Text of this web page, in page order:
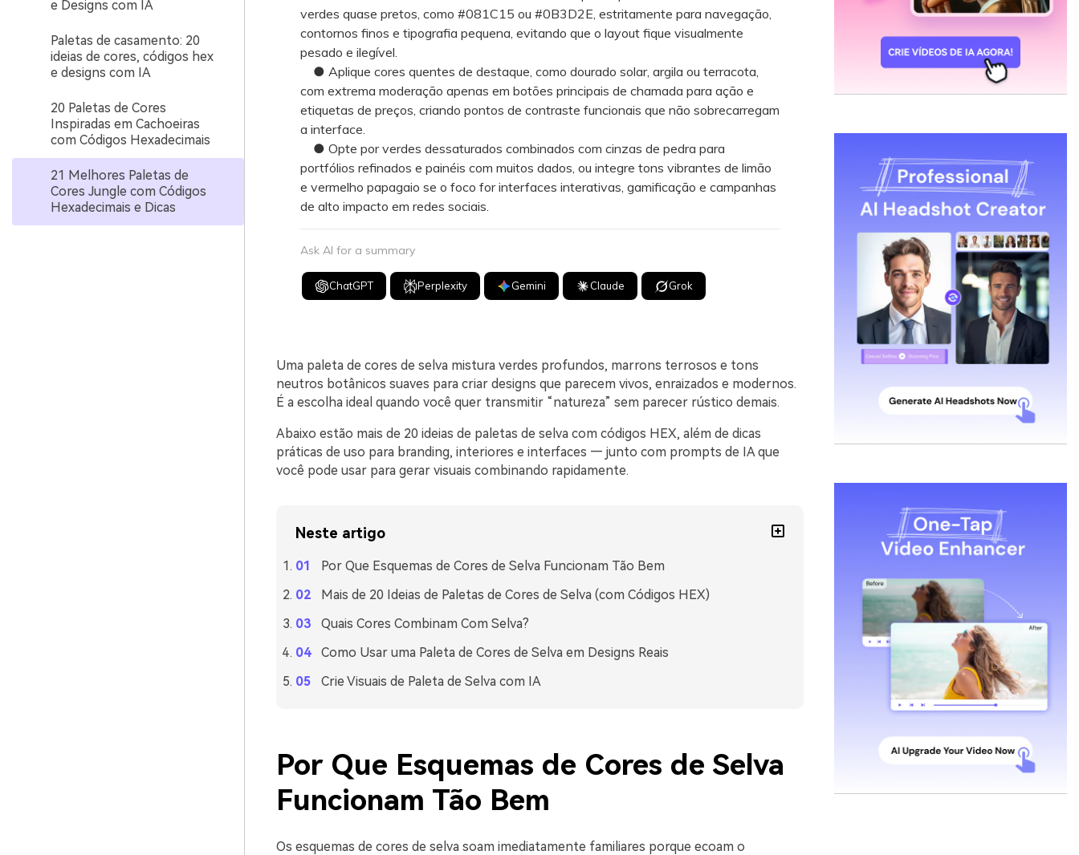
e Designs com IA
Paletas de casamento: 20
ideias de cores, códigos hex
e designs com IA
20 Paletas de Cores
Inspiradas em Cachoeiras
com Códigos Hexadecimais
21 Melhores Paletas de
Cores Jungle com Códigos
Hexadecimais e Dicas
verdes quase pretos, como #081C15 ou #0B3D2E, estritamente para navegação,
contornos finos e tipografia pequena, evitando que o layout fique visualmente
pesado e ilegível.
● Aplique cores quentes de destaque, como dourado solar, argila ou terracota,
com extrema moderação apenas em botões principais de chamada para ação e
etiquetas de preços, criando pontos de contraste funcionais que não sobrecarregam
a interface.
● Opte por verdes dessaturados combinados com cinzas de pedra para
portfólios refinados e painéis com muitos dados, ou integre tons vibrantes de limão
e vermelho papagaio se o foco for interfaces interativas, gamificação e campanhas
de alto impacto em redes sociais.
Ask AI for a summary
ChatGPT Perplexity Gemini Claude Grok
Uma paleta de cores de selva mistura verdes profundos, marrons terrosos e tons
neutros botânicos suaves para criar designs que parecem vivos, enraizados e modernos.
É a escolha ideal quando você quer transmitir “natureza” sem parecer rústico demais.
Abaixo estão mais de 20 ideias de paletas de selva com códigos HEX, além de dicas
práticas de uso para branding, interiores e interfaces — junto com prompts de IA que
você pode usar para gerar visuais combinando rapidamente.
Neste artigo
Por Que Esquemas de Cores de Selva Funcionam Tão Bem
Mais de 20 Ideias de Paletas de Cores de Selva (com Códigos HEX)
Quais Cores Combinam Com Selva?
Como Usar uma Paleta de Cores de Selva em Designs Reais
Crie Visuais de Paleta de Selva com IA
Por Que Esquemas de Cores de Selva
Funcionam Tão Bem
Os esquemas de cores de selva soam imediatamente familiares porque ecoam o